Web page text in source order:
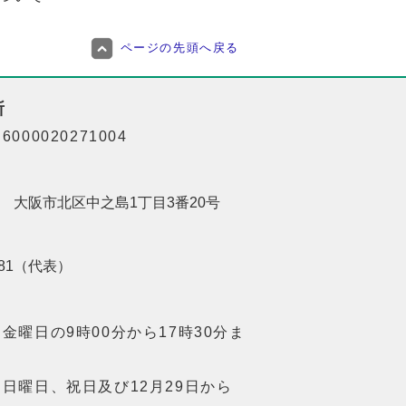
ページの先頭へ戻る
6000020271004
大阪市北区中之島1丁目3番20号
（代表）
金曜日の9時00分から17時30分ま
日曜日、祝日及び12月29日から